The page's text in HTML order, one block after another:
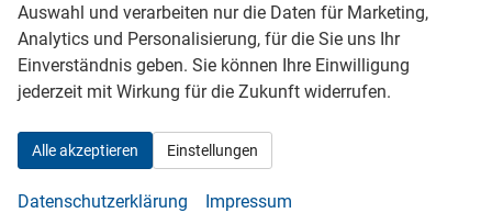
Polsterstoff
Vordersitze höhenverstellbar
Lendenwirbelstütze Fahrer und Beifahrer
Mittelarmlehne
Kindersitzvorbereitung (ISOFIX)
Rücksitzbank teilbar
Lenkrad höhenverstellbar
Auswahl und verarbeiten nur die Daten für Marketing,
Analytics und Personalisierung, für die Sie uns Ihr
Einverständnis geben. Sie können Ihre Einwilligung
jederzeit mit Wirkung für die Zukunft widerrufen.
Alle akzeptieren Einstellungen
Datenschutzerklärung Impressum